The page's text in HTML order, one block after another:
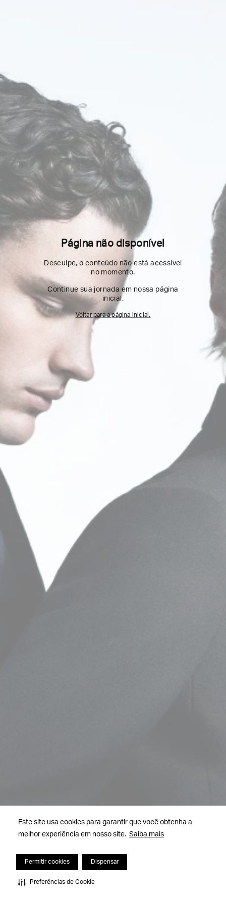
Este site usa cookies para garantir que você obtenha a
melhor experiência em nosso site. Saiba mais
Permitir cookies Dispensar
Preferências de Cookie
Página não disponível
Desculpe, o conteúdo não está acessível
no momento.
Continue sua jornada em nossa página
inicial.
Voltar para a página inicial.